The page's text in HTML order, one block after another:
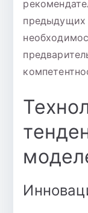
предыдущих